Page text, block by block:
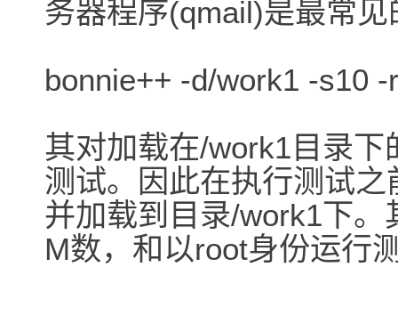
务器程序(qmail)是最常
bonnie++ -d/work1 -s10 -
其对加载在/work1目录
测试。因此在执行测试
并加载到目录/work1下
M数，和以root身份运行